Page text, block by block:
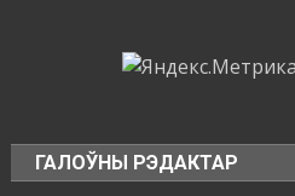
ГАЛОЎНЫ РЭДАКТАР